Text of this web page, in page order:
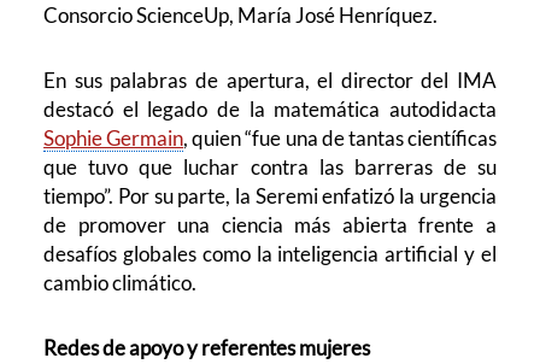
Consorcio ScienceUp, María José Henríquez.
En sus palabras de apertura, el director del IMA
destacó el legado de la matemática autodidacta
Sophie Germain, quien “fue una de tantas científicas
que tuvo que luchar contra las barreras de su
tiempo”. Por su parte, la Seremi enfatizó la urgencia
de promover una ciencia más abierta frente a
desafíos globales como la inteligencia artificial y el
cambio climático.
Redes de apoyo y referentes mujeres